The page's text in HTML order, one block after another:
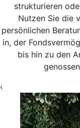
strukturieren
Nutzen Sie die
persönlichen
in, der
bis hin zu den
‹